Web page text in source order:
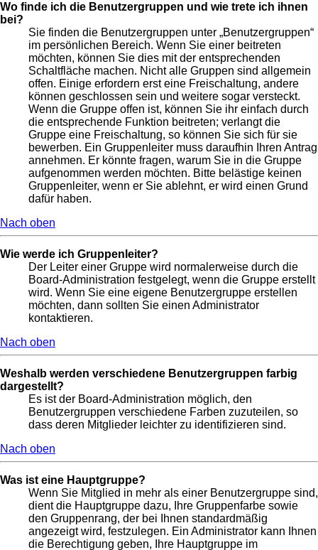
Wo finde ich die Benutzergruppen und wie trete ich ihnen
bei?
Sie finden die Benutzergruppen unter „Benutzergruppen“
im persönlichen Bereich. Wenn Sie einer beitreten
möchten, können Sie dies mit der entsprechenden
Schaltfläche machen. Nicht alle Gruppen sind allgemein
offen. Einige erfordern erst eine Freischaltung, andere
können geschlossen sein und weitere sogar versteckt.
Wenn die Gruppe offen ist, können Sie ihr einfach durch
die entsprechende Funktion beitreten; verlangt die
Gruppe eine Freischaltung, so können Sie sich für sie
bewerben. Ein Gruppenleiter muss daraufhin Ihren Antrag
annehmen. Er könnte fragen, warum Sie in die Gruppe
aufgenommen werden möchten. Bitte belästige keinen
Gruppenleiter, wenn er Sie ablehnt, er wird einen Grund
dafür haben.
Nach oben
Wie werde ich Gruppenleiter?
Der Leiter einer Gruppe wird normalerweise durch die
Board-Administration festgelegt, wenn die Gruppe erstellt
wird. Wenn Sie eine eigene Benutzergruppe erstellen
möchten, dann sollten Sie einen Administrator
kontaktieren.
Nach oben
Weshalb werden verschiedene Benutzergruppen farbig
dargestellt?
Es ist der Board-Administration möglich, den
Benutzergruppen verschiedene Farben zuzuteilen, so
dass deren Mitglieder leichter zu identifizieren sind.
Nach oben
Was ist eine Hauptgruppe?
Wenn Sie Mitglied in mehr als einer Benutzergruppe sind,
dient die Hauptgruppe dazu, Ihre Gruppenfarbe sowie
den Gruppenrang, der bei Ihnen standardmäßig
angezeigt wird, festzulegen. Ein Administrator kann Ihnen
die Berechtigung geben, Ihre Hauptgruppe im